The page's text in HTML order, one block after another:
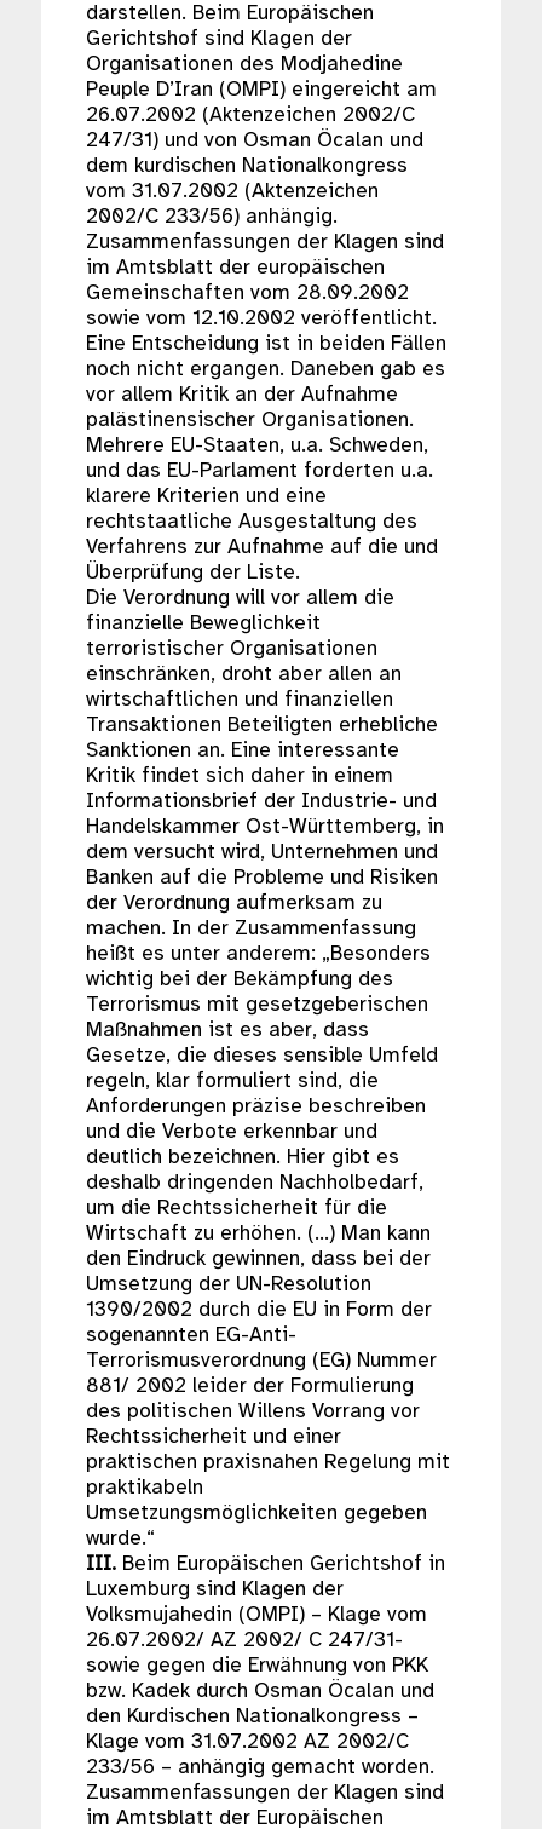
darstellen. Beim Europäischen
Gerichtshof sind Klagen der
Organisationen des Modjahedine
Peuple D’Iran (OMPI) eingereicht am
26.07.2002 (Aktenzeichen 2002/C
247/31) und von Osman Öcalan und
dem kurdischen Nationalkongress
vom 31.07.2002 (Aktenzeichen
2002/C 233/56) anhängig.
Zusammenfassungen der Klagen sind
im Amtsblatt der europäischen
Gemeinschaften vom 28.09.2002
sowie vom 12.10.2002 veröffentlicht.
Eine Entscheidung ist in beiden Fällen
noch nicht ergangen. Daneben gab es
vor allem Kritik an der Aufnahme
palästinensischer Organisationen.
Mehrere EU-Staaten, u.a. Schweden,
und das EU-Parlament forderten u.a.
klarere Kriterien und eine
rechtstaatliche Ausgestaltung des
Verfahrens zur Aufnahme auf die und
Überprüfung der Liste.
Die Verordnung will vor allem die
finanzielle Beweglichkeit
terroristischer Organisationen
einschränken, droht aber allen an
wirtschaftlichen und finanziellen
Transaktionen Beteiligten erhebliche
Sanktionen an. Eine interessante
Kritik findet sich daher in einem
Informationsbrief der Industrie- und
Handelskammer Ost-Württemberg, in
dem versucht wird, Unternehmen und
Banken auf die Probleme und Risiken
der Verordnung aufmerksam zu
machen. In der Zusammenfassung
heißt es unter anderem: „Besonders
wichtig bei der Bekämpfung des
Terrorismus mit gesetzgeberischen
Maßnahmen ist es aber, dass
Gesetze, die dieses sensible Umfeld
regeln, klar formuliert sind, die
Anforderungen präzise beschreiben
und die Verbote erkennbar und
deutlich bezeichnen. Hier gibt es
deshalb dringenden Nachholbedarf,
um die Rechtssicherheit für die
Wirtschaft zu erhöhen. (…) Man kann
den Eindruck gewinnen, dass bei der
Umsetzung der UN-Resolution
1390/2002 durch die EU in Form der
sogenannten EG-Anti-
Terrorismusverordnung (EG) Nummer
881/ 2002 leider der Formulierung
des politischen Willens Vorrang vor
Rechtssicherheit und einer
praktischen praxisnahen Regelung mit
praktikabeln
Umsetzungsmöglichkeiten gegeben
wurde.“
III. Beim Europäischen Gerichtshof in
Luxemburg sind Klagen der
Volksmujahedin (OMPI) – Klage vom
26.07.2002/ AZ 2002/ C 247/31-
sowie gegen die Erwähnung von PKK
bzw. Kadek durch Osman Öcalan und
den Kurdischen Nationalkongress –
Klage vom 31.07.2002 AZ 2002/C
233/56 – anhängig gemacht worden.
Zusammenfassungen der Klagen sind
im Amtsblatt der Europäischen